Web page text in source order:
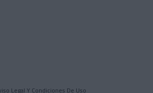
Legal Y Condiciones De Uso